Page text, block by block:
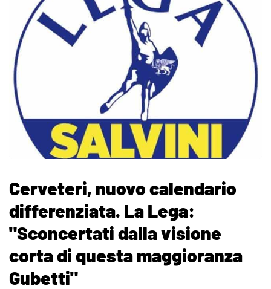
Cerveteri, nuovo calendario
differenziata. La Lega:
"Sconcertati dalla visione
corta di questa maggioranza
Gubetti"